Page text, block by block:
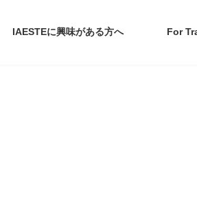
IAESTEに興味がある方へ For